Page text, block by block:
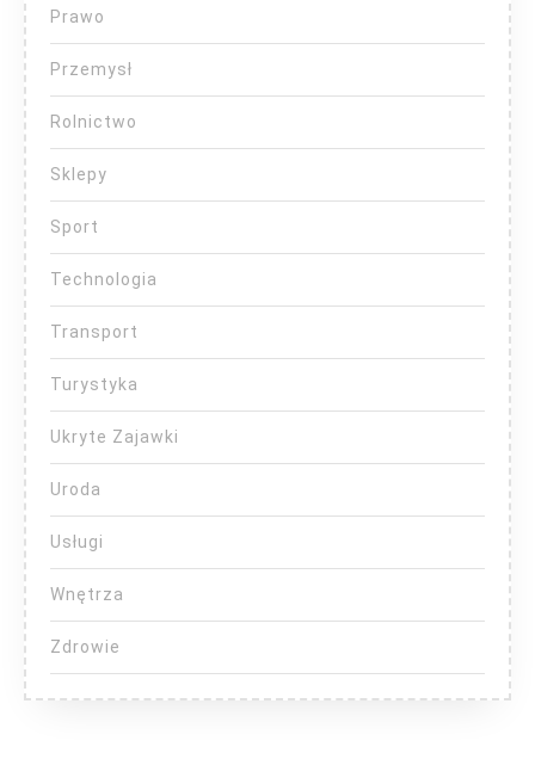
Prawo
Przemysł
Rolnictwo
Sklepy
Sport
Technologia
Transport
Turystyka
Ukryte Zajawki
Uroda
Usługi
Wnętrza
Zdrowie